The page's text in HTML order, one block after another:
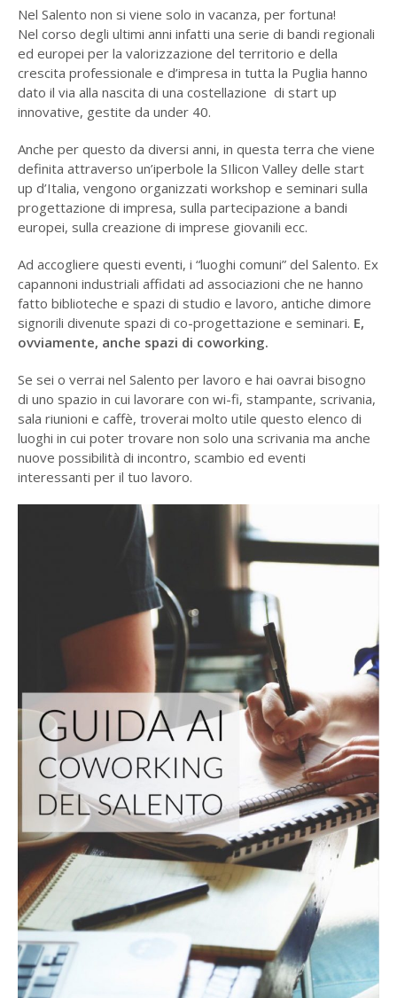
Nel Salento non si viene solo in vacanza, per fortuna!
Nel corso degli ultimi anni infatti una serie di bandi regionali
ed europei per la valorizzazione del territorio e della
crescita professionale e d’impresa in tutta la Puglia hanno
dato il via alla nascita di una costellazione di start up
innovative, gestite da under 40.
Anche per questo da diversi anni, in questa terra che viene
definita attraverso un’iperbole la SIlicon Valley delle start
up d’Italia, vengono organizzati workshop e seminari sulla
progettazione di impresa, sulla partecipazione a bandi
europei, sulla creazione di imprese giovanili ecc.
Ad accogliere questi eventi, i “luoghi comuni” del Salento. Ex
capannoni industriali affidati ad associazioni che ne hanno
fatto biblioteche e spazi di studio e lavoro, antiche dimore
signorili divenute spazi di co-progettazione e seminari. E,
ovviamente, anche spazi di coworking.
Se sei o verrai nel Salento per lavoro e hai oavrai bisogno
di uno spazio in cui lavorare con wi-fi, stampante, scrivania,
sala riunioni e caffè, troverai molto utile questo elenco di
luoghi in cui poter trovare non solo una scrivania ma anche
nuove possibilità di incontro, scambio ed eventi
interessanti per il tuo lavoro.